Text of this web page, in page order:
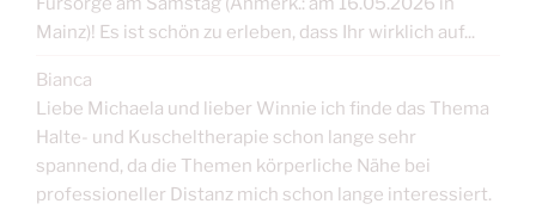
Mainz)! Es ist schön zu erleben, dass Ihr wirklich auf...
Bianca
Liebe Michaela und lieber Winnie ich finde das Thema
Halte- und Kuscheltherapie schon lange sehr
spannend, da die Themen körperliche Nähe bei
professioneller Distanz mich schon lange interessiert.